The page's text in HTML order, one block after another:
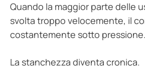
Quando la maggior parte delle
svolta troppo velocemente, il
costantemente sotto pressione.
La stanchezza diventa cronica.